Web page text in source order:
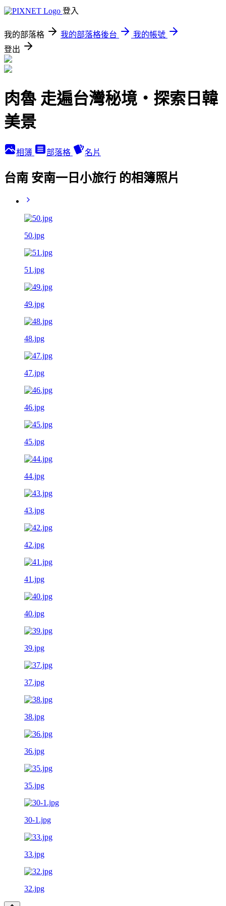
登入
我的部落格 我的部落格後台
我的帳號
登出
肉魯 走遍台灣秘境・探索日韓
美景
相簿 部落格 名片
台南 安南一日小旅行 的相簿照片
50.jpg
51.jpg
49.jpg
48.jpg
47.jpg
46.jpg
45.jpg
44.jpg
43.jpg
42.jpg
41.jpg
40.jpg
39.jpg
37.jpg
38.jpg
36.jpg
35.jpg
30-1.jpg
33.jpg
32.jpg